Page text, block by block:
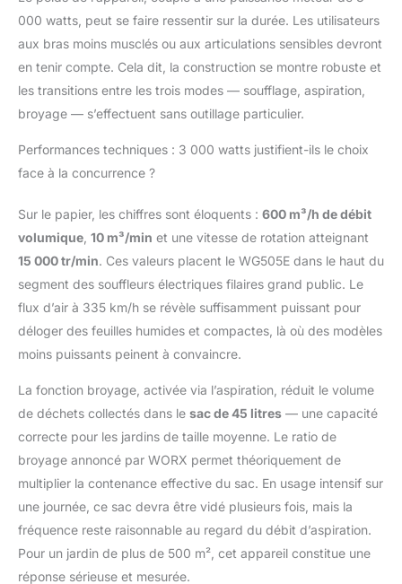
WORX est livré avec un
sac collecteur de 45 l
pour une grande
capacité. Le souffleur à
feuilles dispose d'une
bandoulière réglable
pour un travail sans
recevrez 1 aspirateur /
collecteur (ne contient
pas de batterie, pour la
version de batterie,
WG547E.)
000 watts, peut se faire ressentir sur la durée. Les utilisateurs
aux bras moins musclés ou aux articulations sensibles devront
en tenir compte. Cela dit, la construction se montre robuste et
les transitions entre les trois modes — soufflage, aspiration,
broyage — s’effectuent sans outillage particulier.
Performances techniques : 3 000 watts justifient-ils le choix
face à la concurrence ?
Sur le papier, les chiffres sont éloquents : 600 m³/h de débit
volumique 10 m³/min et une vitesse de rotation atteignant
15 000 tr/min. Ces valeurs placent le WG505E dans le haut du
segment des souffleurs électriques filaires grand public. Le
flux d’air à 335 km/h se révèle suffisamment puissant pour
déloger des feuilles humides et compactes, là où des modèles
moins puissants peinent à convaincre.
La fonction broyage, activée via l’aspiration, réduit le volume
de déchets collectés dans le sac de 45 litres — une capacité
correcte pour les jardins de taille moyenne. Le ratio de
broyage annoncé par WORX permet théoriquement de
multiplier la contenance effective du sac. En usage intensif sur
une journée, ce sac devra être vidé plusieurs fois, mais la
fréquence reste raisonnable au regard du débit d’aspiration.
Pour un jardin de plus de 500 m², cet appareil constitue une
réponse sérieuse et mesurée.